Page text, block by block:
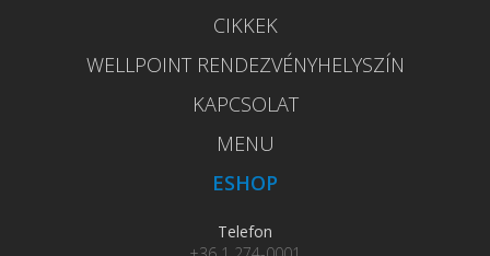
CIKKEK
WELLPOINT RENDEZVÉNYHELYSZÍN
KAPCSOLAT
MENU
ESHOP
Telefon